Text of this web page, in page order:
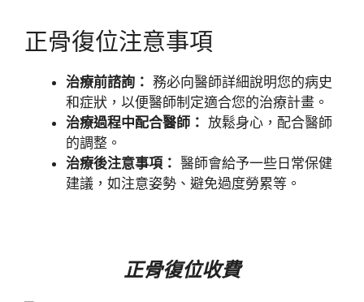
正骨復位注意事項
治療前諮詢： 務必向醫師詳細說明您的病史
和症狀，以便醫師制定適合您的治療計畫。
治療過程中配合醫師： 放鬆身心，配合醫師
的調整。
治療後注意事項： 醫師會給予一些日常保健
建議，如注意姿勢、避免過度勞累等。
正骨復位收費